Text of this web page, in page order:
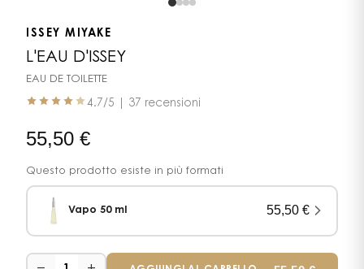
ISSEY MIYAKE
L'EAU D'ISSEY
EAU DE TOILETTE
4.7/5 | 37 recensioni
55,50 €
Questo prodotto esiste in più formati
Vapo 50 ml 55,50€